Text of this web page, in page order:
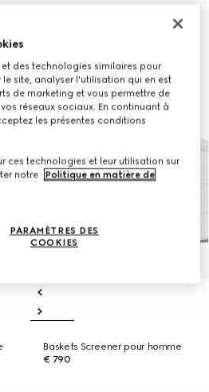
Baskets Screener pour homme
€ 790
des technologies similaires pour
site, analyser l'utilisation qui en est
de marketing et vous permettre de
réseaux sociaux. En continuant à
les présentes conditions
ces technologies et leur utilisation sur
notre
Politique en matière de
PARAMÈTRES DES
COOKIES